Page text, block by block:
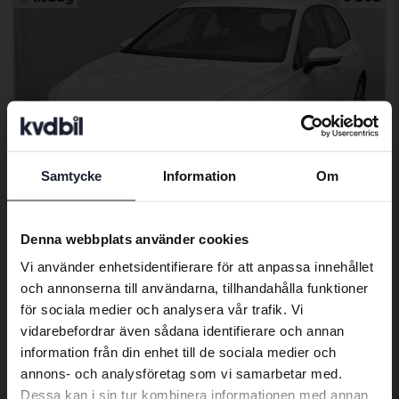
Samtycke Information Om
Denna webbplats använder cookies
Vi använder enhetsidentifierare för att anpassa innehållet
och annonserna till användarna, tillhandahålla funktioner
för sociala medier och analysera vår trafik. Vi
vidarebefordrar även sådana identifierare och annan
information från din enhet till de sociala medier och
annons- och analysföretag som vi samarbetar med.
Dessa kan i sin tur kombinera informationen med annan
Testad
Volkswagen Golf
VIII TGI 5dr
2023
7 086 mil
Gas
Åkersberga (Runö)
Ledande bud 80 500 kr
Preferred language
We have detected that your browser
Swedish. To better service our friends
abroad we have an English language
site (kvdcars.com) that contains all the
same vehicles and services.